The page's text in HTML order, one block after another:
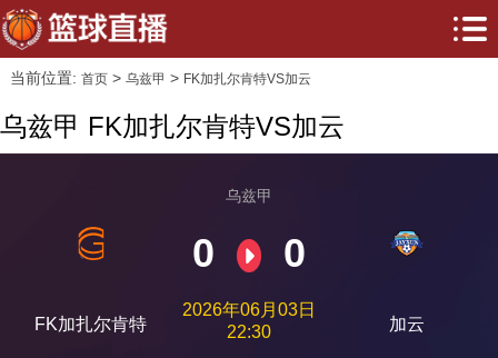
当前位置: 首页> 乌兹甲 > FK加扎尔肯特VS加云
乌兹甲 FK加扎尔肯特VS加云
FK加扎尔肯特
乌兹甲
0 0
2026年06月03日
22:30
加云